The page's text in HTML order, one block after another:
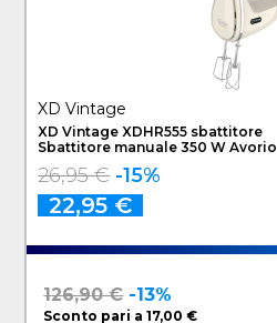
XD Vintage
XD Vintage XDHR555 sbattitore
Sbattitore manuale 350 W Avorio
26,95 € -15%
22,95 €
126,90 € -13%
Sconto pari a 17,00 €